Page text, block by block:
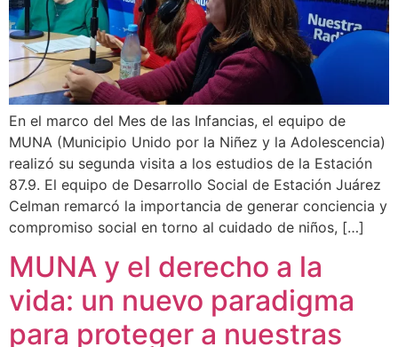
En el marco del Mes de las Infancias, el equipo de
MUNA (Municipio Unido por la Niñez y la Adolescencia)
realizó su segunda visita a los estudios de la Estación
87.9. El equipo de Desarrollo Social de Estación Juárez
Celman remarcó la importancia de generar conciencia y
compromiso social en torno al cuidado de niños, […]
MUNA y el derecho a la
vida: un nuevo paradigma
para proteger a nuestras